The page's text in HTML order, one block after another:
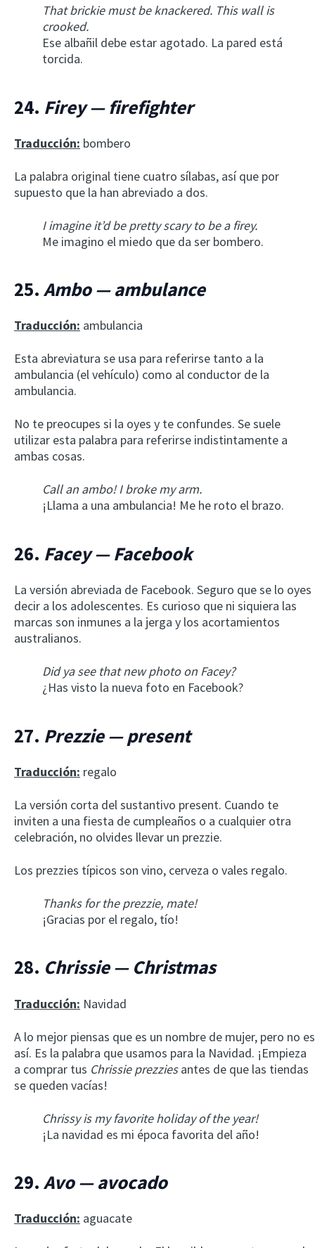
That brickie must be knackered. This wall is
crooked.
Ese albañil debe estar agotado. La pared está
torcida.
24. Firey — firefighter
Traducción: bombero
La palabra original tiene cuatro sílabas, así que por
supuesto que la han abreviado a dos.
I imagine it’d be pretty scary to be a firey.
Me imagino el miedo que da ser bombero.
25. Ambo — ambulance
Traducción: ambulancia
Esta abreviatura se usa para referirse tanto a la
ambulancia (el vehículo) como al conductor de la
ambulancia.
No te preocupes si la oyes y te confundes. Se suele
utilizar esta palabra para referirse indistintamente a
ambas cosas.
Call an ambo! I broke my arm.
¡Llama a una ambulancia! Me he roto el brazo.
26. Facey — Facebook
La versión abreviada de Facebook. Seguro que se lo oyes
decir a los adolescentes. Es curioso que ni siquiera las
marcas son inmunes a la jerga y los acortamientos
australianos.
Did ya see that new photo on Facey?
¿Has visto la nueva foto en Facebook?
27. Prezzie — present
Traducción: regalo
La versión corta del sustantivo present. Cuando te
inviten a una fiesta de cumpleaños o a cualquier otra
celebración, no olvides llevar un prezzie.
Los prezzies típicos son vino, cerveza o vales regalo.
Thanks for the prezzie, mate!
¡Gracias por el regalo, tío!
28. Chrissie — Christmas
Traducción: Navidad
A lo mejor piensas que es un nombre de mujer, pero no es
así. Es la palabra que usamos para la Navidad. ¡Empieza
a comprar tus Chrissie prezziesantes de que las tiendas
se queden vacías!
Chrissy is my favorite holiday of the year!
¡La navidad es mi época favorita del año!
29. Avo — avocado
Traducción: aguacate